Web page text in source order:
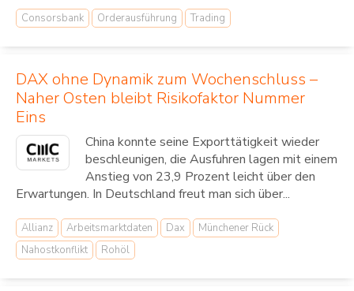
Consorsbank Orderausführung Trading
DAX ohne Dynamik zum Wochenschluss –
Naher Osten bleibt Risikofaktor Nummer
Eins
China konnte seine Exporttätigkeit wieder
beschleunigen, die Ausfuhren lagen mit einem
Anstieg von 23,9 Prozent leicht über den
Erwartungen. In Deutschland freut man sich über...
Allianz Arbeitsmarktdaten Dax
Münchener Rück
Nahostkonflikt
Rohöl